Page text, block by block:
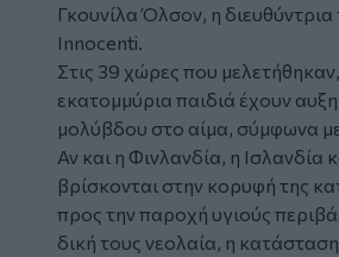
Γκουνίλα Όλσον, η
Innocenti.
Στις 39 χώρες που
εκατομμύρια παιδιά έχουν
μολύβδου στο αίμα, σύμφωνα
Αν και η Φινλανδία, η Ισλανδία
βρίσκονται στην κορυφή της
προς την παροχή υγιούς
δική τους νεολαία, η